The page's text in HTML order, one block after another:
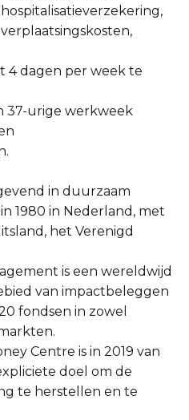
4 dagen per week te
37-urige werkweek
in duurzaam
1980 in Nederland, met
het Verenigd
is een wereldwijd
van impactbeleggen
fondsen in zowel
Centre is in 2019 van
doel om de
te herstellen en te